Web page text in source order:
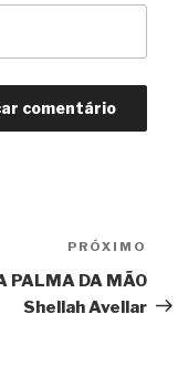
post
PRÓXIMO
PALMA DA MÃO
Shellah Avellar